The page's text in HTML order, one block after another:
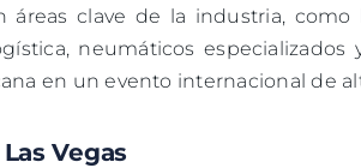
áreas clave de la industria,
neumáticos especializados
en un evento internacional de
Vegas